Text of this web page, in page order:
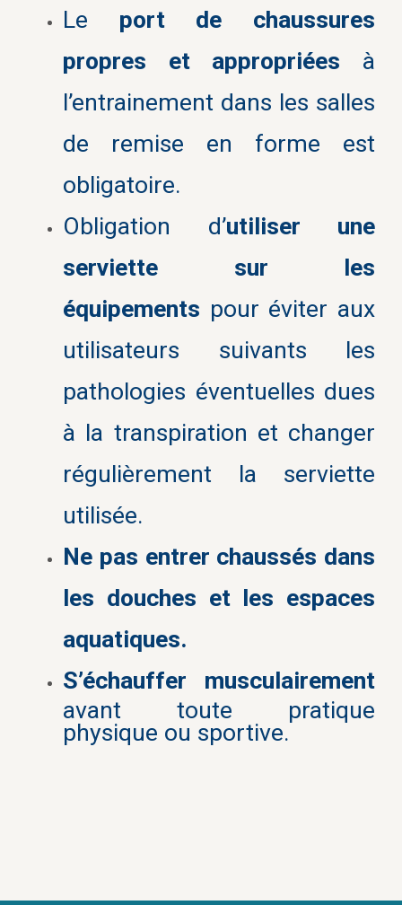
Le port de chaussures
propres et appropriées à
l’entrainement dans les salles
de remise en forme est
obligatoire.
Obligation d’utiliser
une
serviette sur les
équipements pour éviter aux
utilisateurs suivants les
pathologies éventuelles dues
à la transpiration et changer
régulièrement la serviette
utilisée.
Ne pas entrer chaussés dans
les douches et les espaces
aquatiques.
S’échauffer musculairement
avant toute pratique
physique ou sportive.